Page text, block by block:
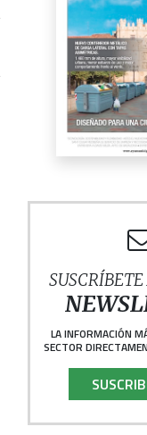
LA INFORMACIÓN
SECTOR